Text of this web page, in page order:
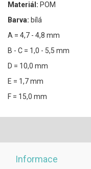
Materiál: POM
Barva: bílá
A = 4,7 - 4,8 mm
B - C = 1,0 - 5,5 mm
D = 10,0 mm
E = 1,7 mm
F = 15,0 mm
Informace